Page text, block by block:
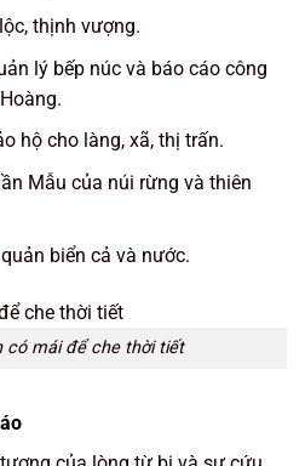
thịnh vượng.
lý bếp núc và báo cáo công
hộ cho làng, xã, thị trấn.
Mẫu của núi rừng và thiên
biển cả và nước.
có mái để che thời tiết